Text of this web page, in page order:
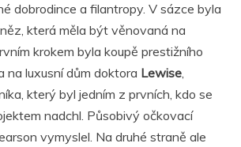
dobrodince a filantropy. V sázce byla
která měla být věnovaná na
krokem byla koupě prestižního
na luxusní dům doktora Lewise,
který byl jedním z prvních, kdo se
nadchl. Působivý očkovací
vymyslel. Na druhé straně ale